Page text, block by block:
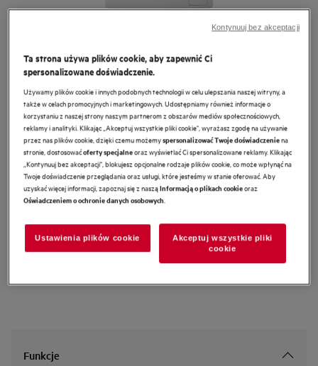
L6SE47DP
Pralka ProSense® 6000 7 kg
5 (1)
Karta informacyjna produktu
Cechy
Wąska pralka z serii AEG 6000 z technologią ProSense® pozwala
zaoszczędzić miejsce bez wpływu pojemność i jakość pielęgnacji tkanin.
Program Higiene usuwa bakterie z ubrań.*
Funkcje
Ta strona używa plików cookie, aby zapewnić Ci
spersonalizowane doświadczenie.
Używamy plików cookie i innych podobnych technologii w celu ulepszania naszej witryny, a
także w celach promocyjnych i marketingowych. Udostępniamy również informacje o
korzystaniu z naszej strony naszym partnerom z obszarów mediów społecznościowych,
reklamy i analityki. Klikając „Akceptuj wszystkie pliki cookie", wyrażasz zgodę na używanie
przez nas plików cookie, dzięki czemu możemyspersonalizować Twoje doświadczeniena
stronie, dostosowaćoferty specjalneoraz wyświetlać Ci spersonalizowane reklamy. Klikając
„Kontynuuj bez akceptacji", blokujesz opcjonalne rodzaje plików cookie, co może wpłynąć na
Twoje doświadczenie przeglądania oraz usługi, które jesteśmy w stanie oferować. Aby
uzyskać więcej informacji, zapoznaj się z nasząInformacją o plikach cookieoraz
Oświadczeniem o ochronie danych osobowych.
Ustawienia plików cookie
Akceptuj wszystkie pliki
cookie
Kontynuuj bez akceptacji